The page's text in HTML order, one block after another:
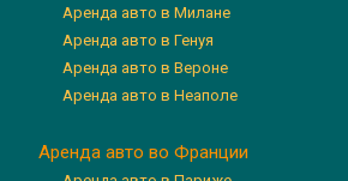
Аренда авто в Милане
Аренда авто в Генуя
Аренда авто в Вероне
Аренда авто в Неаполе
Аренда авто во Франции